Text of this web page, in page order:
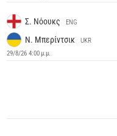
Σ. Νόουκς ENG
Ν. Μπερίντσικ
UKR
29/8/26 4:00 μ.μ.